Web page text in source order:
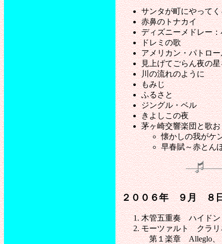
サンタが町にやってく
赤鼻のトナカイ
ディズニーメドレー
ドレミの歌
アメリカン・パトロー
見上げてごらん夜の星
川の流れのように
もみじ
ふるさと
ジングル・ベル
きよしこの夜
茅ヶ崎交響楽団と歌
懐かしの我がケ
早春賦～赤とん
２００６年 ９月 ８
木管五重奏 ハイド
モーツァルト クラリ
第１楽章 Alleglo、